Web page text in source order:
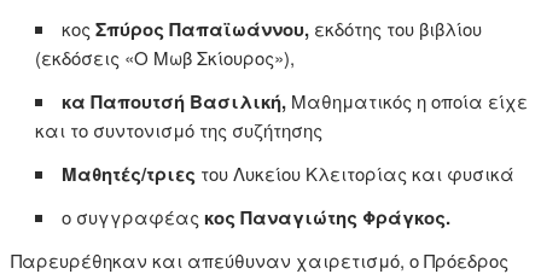
κοςΣπύρος Παπαϊωάννου, εκδότης του βιβλίου
(εκδόσεις «Ο Μωβ Σκίουρος»),
κα Παπουτσή Βασιλική, Μαθηματικός η οποία είχε
και το συντονισμό της συζήτησης
Μαθητές/τριες του Λυκείου Κλειτορίας και φυσικά
ο συγγραφέας κος Παναγιώτης Φράγκος.
Παρευρέθηκαν και απεύθυναν χαιρετισμό, ο Πρόεδρος